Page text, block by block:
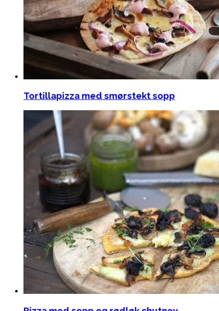
Tortillapizza med smørstekt sopp